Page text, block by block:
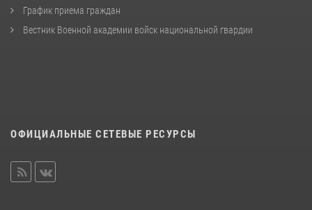
График приема граждан
Вестник Военной академии войск национальной гвардии
ОФИЦИАЛЬНЫЕ СЕТЕВЫЕ РЕСУРСЫ